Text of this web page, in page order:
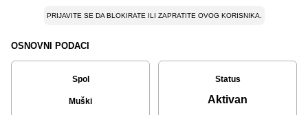
PRIJAVITE SE DA BLOKIRATE ILI ZAPRATITE OVOG KORISNIKA.
OSNOVNI PODACI
Spol
Muški
Status
Aktivan